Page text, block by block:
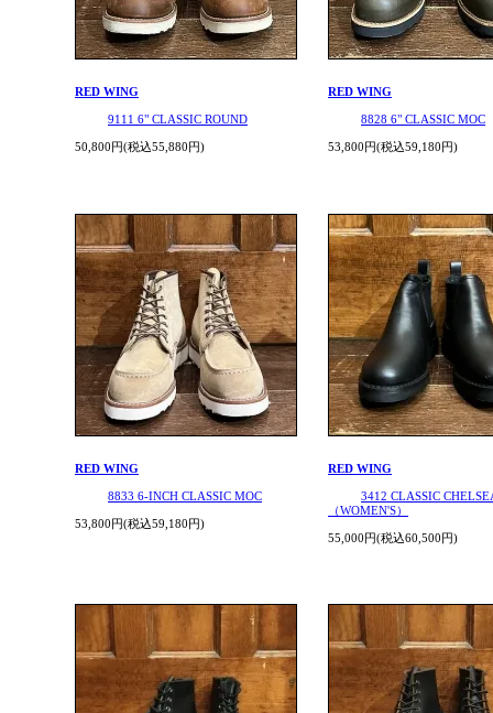
RED WING
9111 6" CLASSIC ROUND
50,800円(税込55,880円)
RED WING
8828 6" CLASSIC MOC
53,800円(税込59,180円)
RED WING
8833 6-INCH CLASSIC MOC
53,800円(税込59,180円)
RED WING
3412 CLASSIC
（WOMEN'S）
55,000円(税込60,500円)